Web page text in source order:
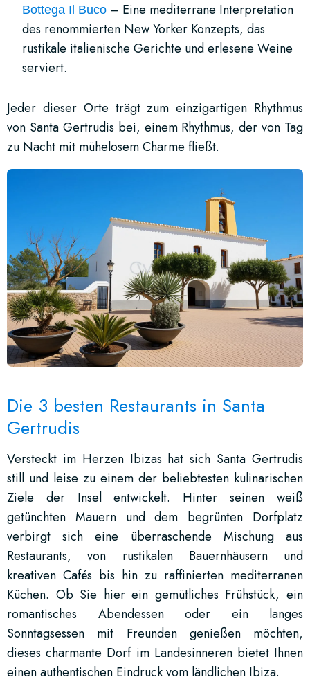
Bottega Il Buco – Eine mediterrane Interpretation
des renommierten New Yorker Konzepts, das
rustikale italienische Gerichte und erlesene Weine
serviert.
Jeder dieser Orte trägt zum einzigartigen Rhythmus
von Santa Gertrudis bei, einem Rhythmus, der von Tag
zu Nacht mit mühelosem Charme fließt.
Die 3 besten Restaurants in Santa
Gertrudis
Versteckt im Herzen Ibizas hat sich Santa Gertrudis
still und leise zu einem der beliebtesten kulinarischen
Ziele der Insel entwickelt. Hinter seinen weiß
getünchten Mauern und dem begrünten Dorfplatz
verbirgt sich eine überraschende Mischung aus
Restaurants, von rustikalen Bauernhäusern und
kreativen Cafés bis hin zu raffinierten mediterranen
Küchen. Ob Sie hier ein gemütliches Frühstück, ein
romantisches Abendessen oder ein langes
Sonntagsessen mit Freunden genießen möchten,
dieses charmante Dorf im Landesinneren bietet Ihnen
einen authentischen Eindruck vom ländlichen Ibiza.